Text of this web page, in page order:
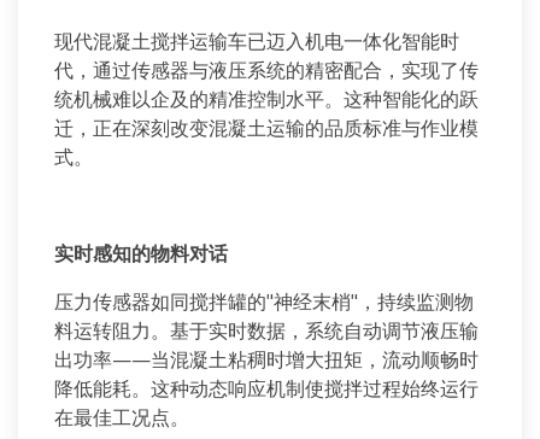
现代混凝土搅拌运输车已迈入机电一体化智能时
代，通过传感器与液压系统的精密配合，实现了传
统机械难以企及的精准控制水平。这种智能化的跃
迁，正在深刻改变混凝土运输的品质标准与作业模
式。
实时感知的物料对话
压力传感器如同搅拌罐的"神经末梢" ，持续监测物
料运转阻力。基于实时数据，系统自动调节液压输
出功率——当混凝土粘稠时增大扭矩，流动顺畅时
降低能耗。这种动态响应机制使搅拌过程始终运行
在最佳工况点。